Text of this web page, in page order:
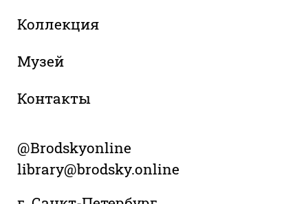
Коллекция
Музей
Контакты
@Brodskyonline
library@brodsky.online